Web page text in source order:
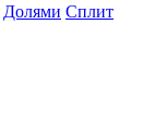
Долями Сплит